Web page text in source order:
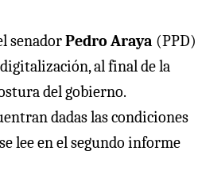
senadorPedro Araya (PPD)
al final de la
del gobierno.
dadas las condiciones
lee en el segundo informe